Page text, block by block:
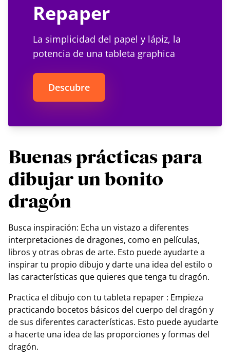
Repaper
La simplicidad del papel y lápiz, la
potencia de una tableta graphica
Descubre
Buenas prácticas para
dibujar un bonito
dragón
Busca inspiración: Echa un vistazo a diferentes
interpretaciones de dragones, como en películas,
libros y otras obras de arte. Esto puede ayudarte a
inspirar tu propio dibujo y darte una idea del estilo o
las características que quieres que tenga tu dragón.
Practica el dibujo con tu tableta repaper : Empieza
practicando bocetos básicos del cuerpo del dragón y
de sus diferentes características. Esto puede ayudarte
a hacerte una idea de las proporciones y formas del
dragón.